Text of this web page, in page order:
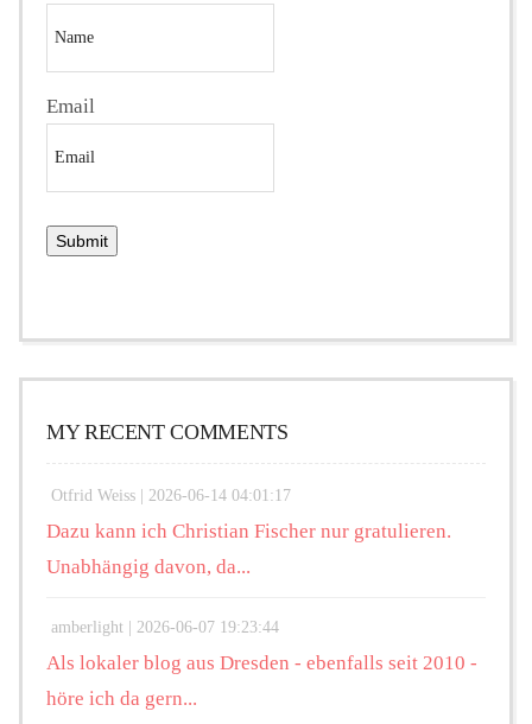
Email
MY RECENT COMMENTS
Otfrid Weiss | 2026-06-14 04:01:17
Dazu kann ich Christian Fischer nur gratulieren.
Unabhängig davon, da...
amberlight | 2026-06-07 19:23:44
Als lokaler blog aus Dresden - ebenfalls seit 2010 -
höre ich da gern...